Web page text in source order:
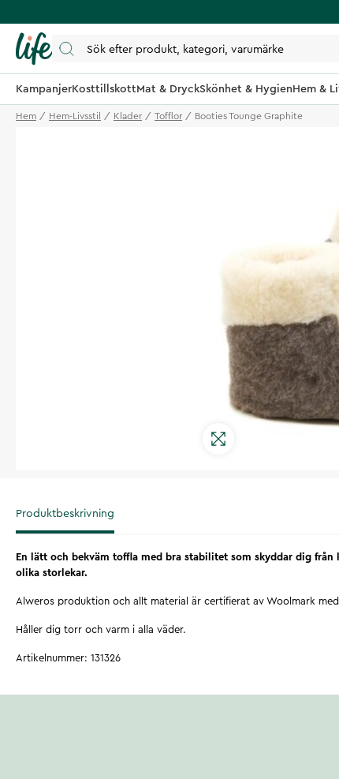
KampanjerKosttillskottMat & DryckSkönhet & HygienHem &
Hem Hem-Livsstil Klader Tofflor Booties Tounge Graphite
Produktbeskrivning
En lätt och bekväm toffla med bra stabilitet som skyddar dig från
olika storlekar.
Alweros produktion och allt material är certifierat av Woolmark
Håller dig torr och varm i alla väder.
Artikelnummer: 131326